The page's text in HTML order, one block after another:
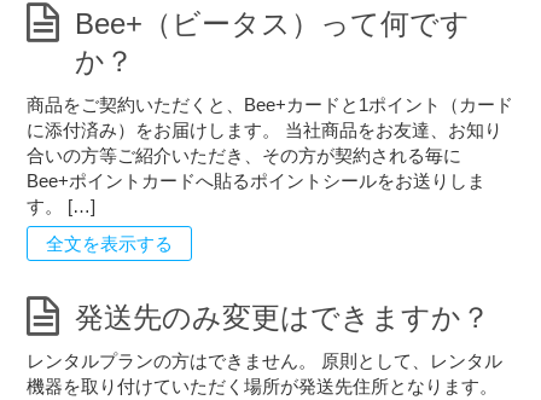
Bee+（ビータス）って何です
か？
商品をご契約いただくと、Bee+カードと1ポイント（カード
に添付済み）をお届けします。 当社商品をお友達、お知り
合いの方等ご紹介いただき、その方が契約される毎に
Bee+ポイントカードへ貼るポイントシールをお送りしま
す。 […]
全文を表示する
発送先のみ変更はできますか？
レンタルプランの方はできません。 原則として、レンタル
機器を取り付けていただく場所が発送先住所となります。